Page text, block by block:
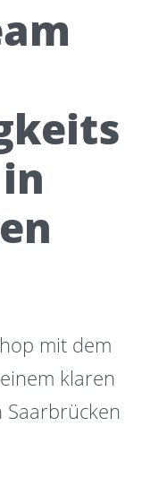
mit dem
klaren
Saarbrücken